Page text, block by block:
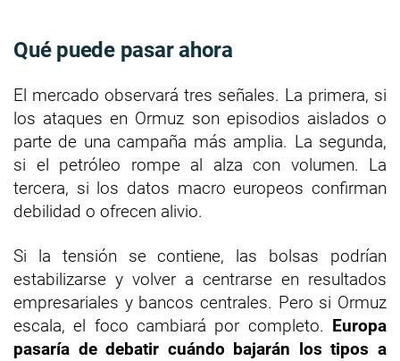
Qué puede pasar ahora
El mercado observará tres señales. La primera, si
los ataques en Ormuz son episodios aislados o
parte de una campaña más amplia. La segunda,
si el petróleo rompe al alza con volumen. La
tercera, si los datos macro europeos confirman
debilidad o ofrecen alivio.
Si la tensión se contiene, las bolsas podrían
estabilizarse y volver a centrarse en resultados
empresariales y bancos centrales. Pero si Ormuz
escala, el foco cambiará por completo. Europa
pasaría de debatir cuándo bajarán los tipos a